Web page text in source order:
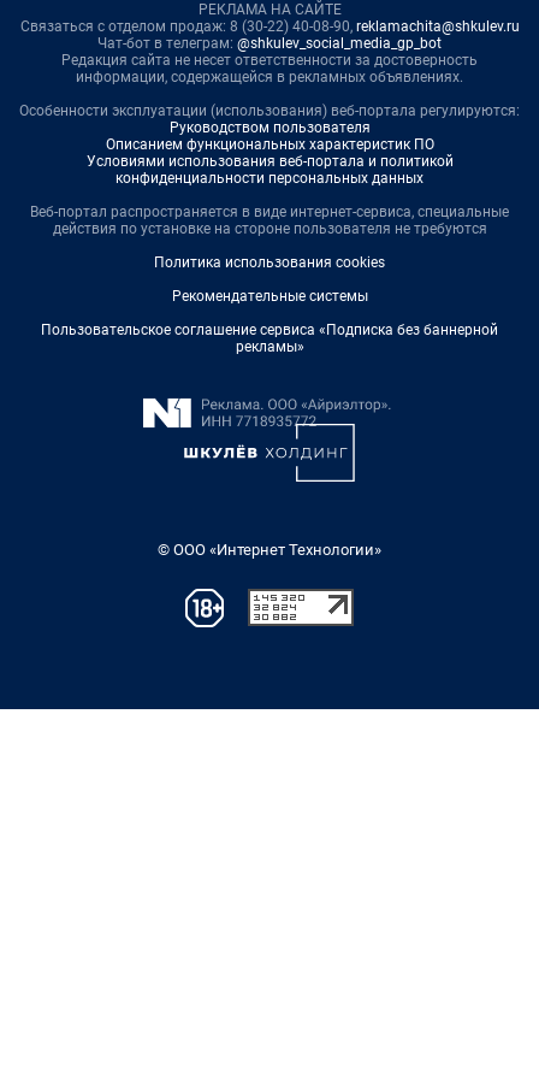
РЕКЛАМА НА САЙТЕ
Связаться с отделом продаж: 8 (30-22) 40-08-90, reklamachita@shkulev.ru
Чат-бот в телеграм: @shkulev_social_media_gp_bot
Редакция сайта не несет ответственности за достоверность
информации, содержащейся в рекламных объявлениях.
Особенности эксплуатации (использования) веб-портала регулируются:
Руководством пользователя
Описанием функциональных характеристик ПО
Условиями использования веб-портала и политикой
конфиденциальности персональных данных
Веб-портал распространяется в виде интернет-сервиса, специальные
действия по установке на стороне пользователя не требуются
Политика использования cookies
Рекомендательные системы
Пользовательское соглашение сервиса «Подписка без баннерной
рекламы»
© ООО «Интернет Технологии»